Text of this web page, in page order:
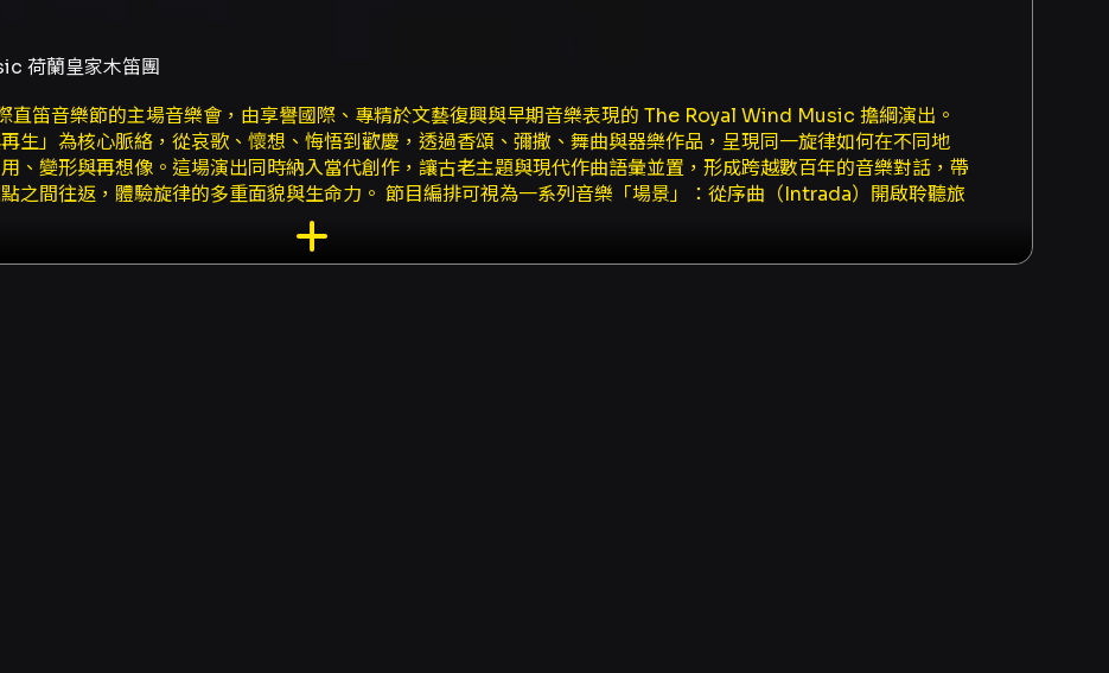
荷蘭皇家木笛團
直笛音樂節的主場音樂會，由享譽國際、專精於文藝復興與早期音樂表現的 The Royal Wind Music 擔綱演出。
生」為核心脈絡，從哀歌、懷想、悔悟到歡慶，透過香頌、彌撒、舞曲與器樂作品，呈現同一旋律如何在不同地
、變形與再想像。這場演出同時納入當代創作，讓古老主題與現代作曲語彙並置，形成跨越數百年的音樂對話，帶
之間往返，體驗旋律的多重面貌與生命力。 節目編排可視為一系列音樂「場景」：從序曲（Intrada）開啟聆聽旅
〉與其相關模組的彌撒與幻想曲，呈現記憶與懷想的層次；若斯坎等人的〈Mille Regretz〉及其衍生彌撒則
向文藝復興聲音的深處；雙重性（Duality）段落藉由帕凡舞曲、牧歌式片段與變奏，展示旋律在舞曲與聲樂間的交
）段落則以普雷托留斯等作曲家的帕望舞曲及加那利舞曲回應歡慶的節拍與色彩。節目亦安排
）的觀眾而言，這場演出具有多層次的觀賞價值。首先，The Royal Wind Music 以大型文藝復興木笛合
合奏質地能明確呈現文藝復興時期聲響的特色，對於希望理解合奏編制如何呈現聲部結構與旋律轉位的觀眾，為難
義大利與北方的聲音傳統，各地對同一旋律或主題的處理方式呈現豐富的比較觀察角度。對於直笛學習者、古樂研
演出不僅是聆聽音樂會，亦是一堂聲響語彙與演奏詮釋的現場課程。 最後，音樂會的節目設計強調旋律在形式、
到禮讚，從個人反思到集體慶典—這樣的弧線使整場演出既有歷史脈絡的嚴謹性，也能在當代美學下找到新的共鳴
興音樂原典聲響、觀察直笛合奏編制變化、以及感受古今創作如何互為回響的觀眾而言，這場音樂會提供深度而寬
用信用卡、Apple Pay、Google Pay、ATM 轉帳。購買前請先加入 OPENTIX 會員。若折扣方案註明「需使用
路購買。 - 分銷點購買：可使用現金或信用卡於指定分銷點購票。 - 超商購買：7-ELEVEN ibon、全家